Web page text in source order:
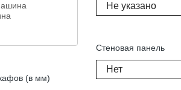
(в мм)
Не указано
Стеновая панель
Нет